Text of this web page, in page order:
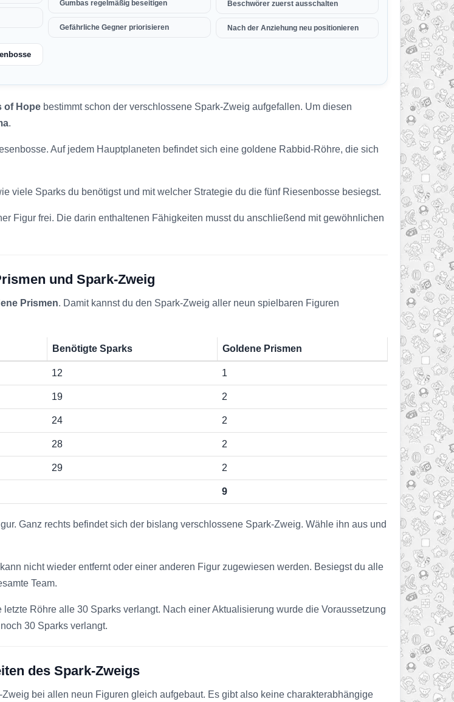
Gumbas regelmäßig beseitigen
Gefährliche Gegner priorisieren
Beschwörer zuerst ausschalten
Nach der Anziehung neu positionieren
of Hope bestimmt schon der verschlossene Spark-Zweig aufgefallen. Um diesen
.
Auf jedem Hauptplaneten befindet sich eine goldene Rabbid-Röhre, die sich
viele Sparks du benötigst und mit welcher Strategie du die fünf Riesenbosse besiegst.
Figur frei. Die darin enthaltenen Fähigkeiten musst du anschließend mit gewöhnlichen
und Spark-Zweig
Prismen. Damit kannst du den Spark-Zweig aller neun spielbaren Figuren
Benötigte Sparks Goldene Prismen
12 1
19 2
24 2
28 2
29 2
9
Ganz rechts befindet sich der bislang verschlossene Spark-Zweig. Wähle ihn aus und
nicht wieder entfernt oder einer anderen Figur zugewiesen werden. Besiegst du alle
Team.
Röhre alle 30 Sparks verlangt. Nach einer Aktualisierung wurde die Voraussetzung
30 Sparks verlangt.
des Spark-Zweigs
bei allen neun Figuren gleich aufgebaut. Es gibt also keine charakterabhängige